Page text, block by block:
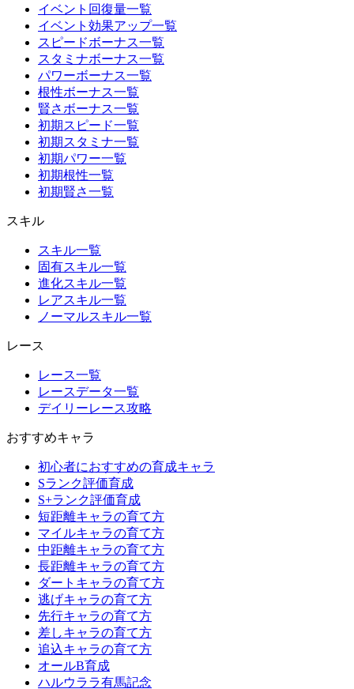
イベント回復量一覧
イベント効果アップ一覧
スピードボーナス一覧
スタミナボーナス一覧
パワーボーナス一覧
根性ボーナス一覧
賢さボーナス一覧
初期スピード一覧
初期スタミナ一覧
初期パワー一覧
初期根性一覧
初期賢さ一覧
スキル
スキル一覧
固有スキル一覧
進化スキル一覧
レアスキル一覧
ノーマルスキル一覧
レース
レース一覧
レースデータ一覧
デイリーレース攻略
おすすめキャラ
初心者におすすめの育成キャラ
Sランク評価育成
S+ランク評価育成
短距離キャラの育て方
マイルキャラの育て方
中距離キャラの育て方
長距離キャラの育て方
ダートキャラの育て方
逃げキャラの育て方
先行キャラの育て方
差しキャラの育て方
追込キャラの育て方
オールB育成
ハルウララ有馬記念